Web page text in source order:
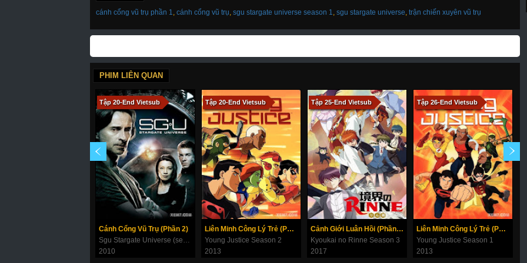
cánh cổng vũ trụ phần 1, cánh cổng vũ trụ, sgu stargate universe season 1, sgu stargate universe, trận chiến xuyên vũ trụ
PHIM LIÊN QUAN
Tập 20-End Vietsub
Cánh Cổng Vũ Trụ (Phần 2)
Sgu Stargate Universe (season 2)
2010
Tập 20-End Vietsub
Liên Minh Công Lý Trẻ (Phần 2)
Young Justice Season 2
2013
Tập 25-End Vietsub
Cảnh Giới Luân Hồi (Phần 3)
Kyoukai no Rinne Season 3
2017
Tập 26-End Vietsub
Liên Minh Công Lý Trẻ (Phần 1)
Young Justice Season 1
2013